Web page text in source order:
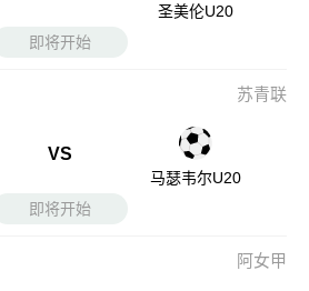
圣美伦U20
即将开始
苏青联
VS
马瑟韦尔U20
即将开始
阿女甲